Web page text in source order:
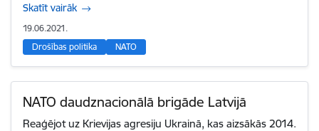
Skatīt vairāk
19.06.2021.
Drošības politika
NATO
NATO daudznacionālā brigāde Latvijā
Reaģējot uz Krievijas agresiju Ukrainā, kas aizsākās 2014.